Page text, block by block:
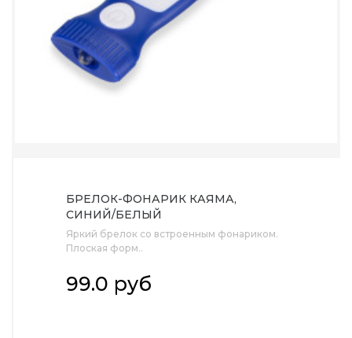
БРЕЛОК-ФОНАРИК КАЯМА,
СИНИЙ/БЕЛЫЙ
Яркий брелок со встроенным фонариком.
Плоская форм..
99.0 руб